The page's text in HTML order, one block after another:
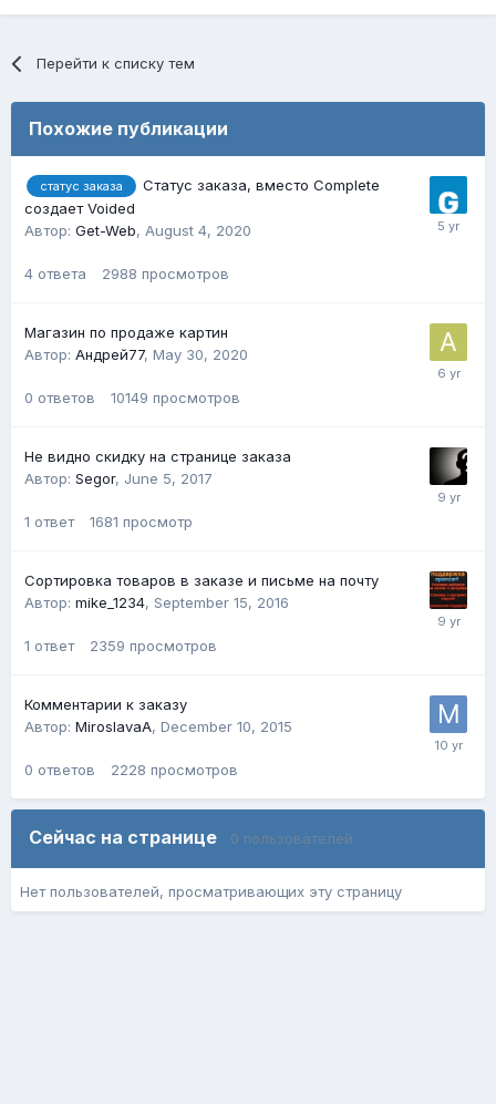
Перейти к списку тем
Похожие публикации
статус заказа
Статус заказа, вместо Complete
создает Voided
Автор: Get-Web, August 4, 2020
4 ответа 2988 просмотров
Магазин по продаже картин
Автор: Андрей77, May 30, 2020
0 ответов 10149 просмотров
Не видно скидку на странице заказа
Автор: Segor, June 5, 2017
1 ответ 1681 просмотр
Сортировка товаров в заказе и письме на почту
Автор: mike_1234, September 15, 2016
1 ответ 2359 просмотров
Комментарии к заказу
Автор: MiroslavaA, December 10, 2015
0 ответов 2228 просмотров
Сейчас на странице 0 пользователей
Нет пользователей, просматривающих эту страницу